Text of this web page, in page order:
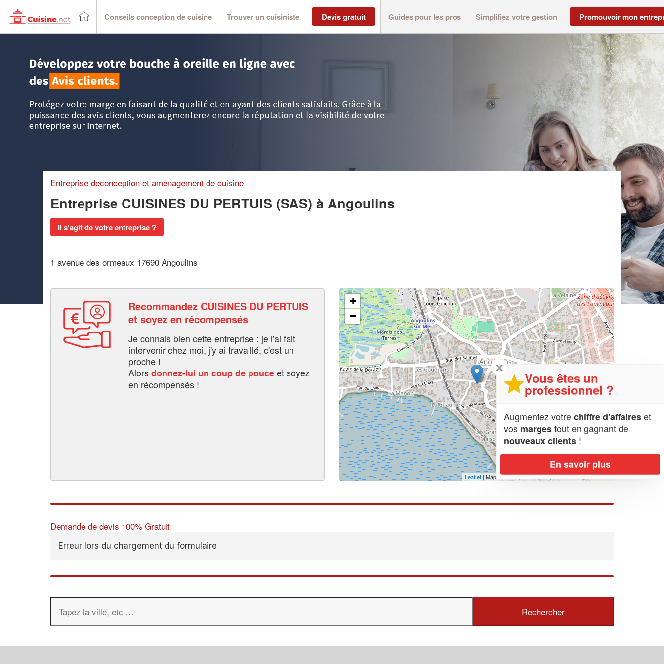
Conseils conception de cuisine Trouver un cuisiniste Devis gratuit Guides pour les pros Simplifiez votre gestion Promouvoir mon
Entreprise deconception et aménagement de cuisine
Entreprise CUISINES DU PERTUIS (SAS) à Angoulins
Il s'agit de votre entreprise ?
1 avenue des ormeaux 17690 Angoulins
Recommandez CUISINES DU PERTUIS
et soyez en récompensés
Je connais bien cette entreprise : je l'ai fait
intervenir chez moi, j'y ai travaillé, c'est un
proche !
Alorsdonnez-lui un coup de pouceet soyez
en récompensés !
+
−
Leaflet| Map data ©OpenStreetMap contributors,CC-BY-SA
Demande de devis 100% Gratuit
Erreur lors du chargement du formulaire
✕
Vous êtes un
professionnel ?
Augmentez votrechiffre d'affaireset
vos margestout en gagnant de
nouveaux clients !
En savoir plus